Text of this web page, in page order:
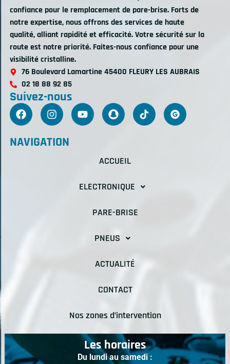
confiance pour le remplacement de pare-brise. Forts de
notre expertise, nous offrons des services de haute
qualité, alliant rapidité et efficacité. Votre sécurité sur la
route est notre priorité. Faites-nous confiance pour une
visibilité cristalline.
76 Boulevard Lamartine 45400 FLEURY LES AUBRAIS
02 18 88 92 85
Suivez-nous
NAVIGATION
ACCUEIL
ELECTRONIQUE
PARE-BRISE
PNEUS
ACTUALITÉ
CONTACT
Nos zones d’intervention
Les horaires
Du lundi au samedi :